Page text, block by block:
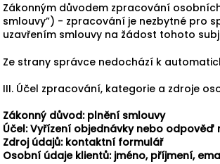
Zákonným důvodem zpracování
smlouvy”) - zpracování je nezbytné pro
uzavřením smlouvy na žádost tohoto
Ze strany správce nedochází k
III. Účel zpracování, kategorie a zdroje
Zákonný důvod: plnění smlouvy
Účel: Vyřízení objednávky nebo
Zdroj údajů: kontaktní formulář
Osobní údaje klientů: jméno, příjmení,